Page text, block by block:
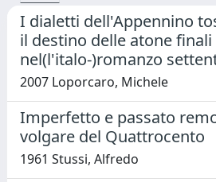
I dialetti dell'Appennino
il destino delle atone finali
nel(l'italo-)romanzo
2007 Loporcaro, Michele
Imperfetto e passato
volgare del Quattrocento
1961 Stussi, Alfredo